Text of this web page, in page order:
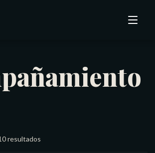
resultados